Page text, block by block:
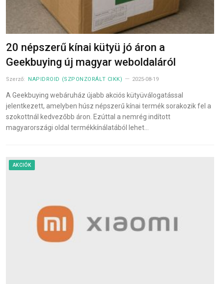
20 népszerű kínai kütyü jó áron a
Geekbuying új magyar weboldaláról
Szerző: NAPIDROID (SZPONZORÁLT CIKK) 2025-08-19
A Geekbuying webáruház újabb akciós kütyüválogatással
jelentkezett, amelyben húsz népszerű kínai termék sorakozik fel a
szokottnál kedvezőbb áron. Ezúttal a nemrég indított
magyarországi oldal termékkínálatából lehet…
AKCIÓK